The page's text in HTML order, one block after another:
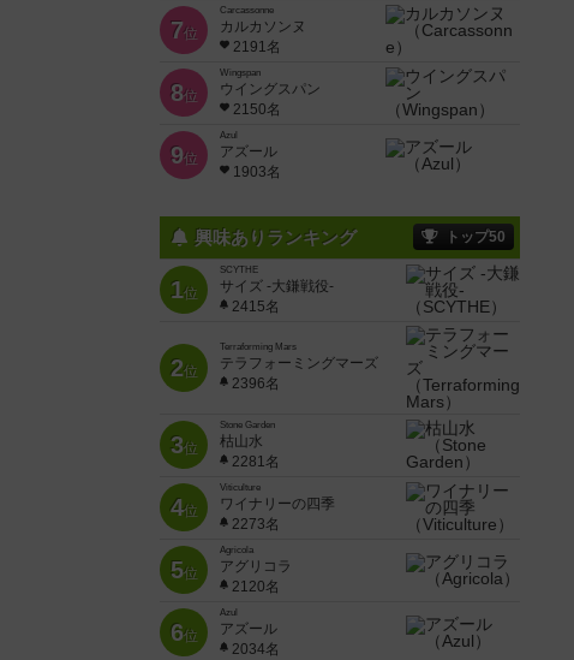
7位
Carcassonne
カルカソンヌ
2191名
8位
Wingspan
ウイングスパン
2150名
9位
Azul
アズール
1903名
興味ありランキング トップ50
1位
SCYTHE
サイズ -大鎌戦役-
2415名
2位
Terraforming Mars
テラフォーミングマーズ
2396名
3位
Stone Garden
枯山水
2281名
4位
Viticulture
ワイナリーの四季
2273名
5位
Agricola
アグリコラ
2120名
6位
Azul
アズール
2034名